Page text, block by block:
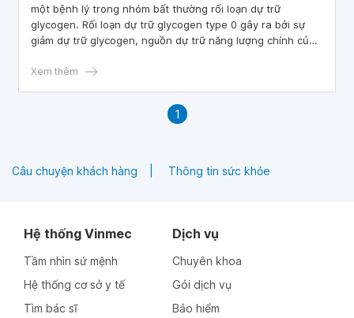
một bệnh lý trong nhóm bất thường rối loạn dự trữ
glycogen. Rối loạn dự trữ glycogen type 0 gây ra bởi sự
giảm dự trữ glycogen, nguồn dự trữ năng lượng chính của
Xem thêm
1
Câu chuyện khách hàng Thông tin sức khỏe
Hệ thống Vinmec
Tầm nhìn sứ mệnh
Hệ thống cơ sở y tế
Tìm bác sĩ
Dịch vụ
Chuyên khoa
Gói dịch vụ
Bảo hiểm